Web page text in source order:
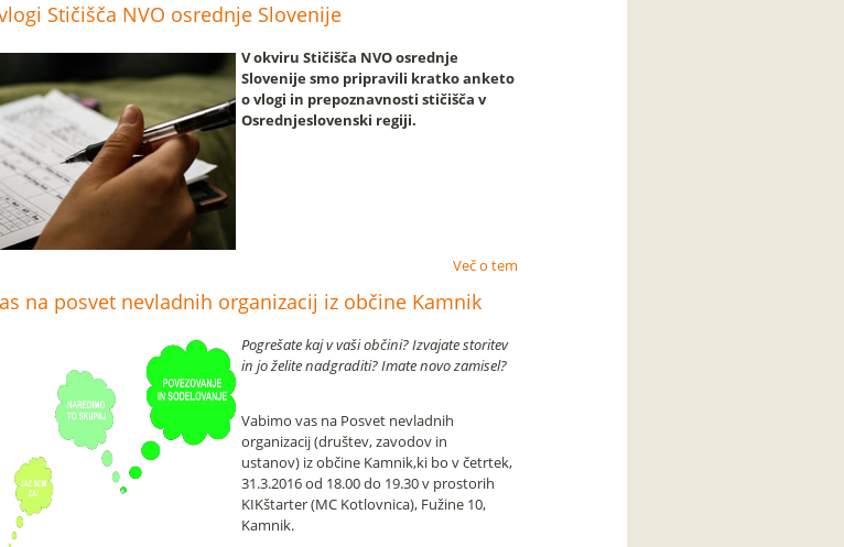
Stičišča NVO osrednje Slovenije
V okviru Stičišča NVO osrednje
Slovenije smo pripravili kratko anketo
o vlogi in prepoznavnosti stičišča v
Osrednjeslovenski regiji.
Več o tem
na posvet nevladnih organizacij iz občine Kamnik
Pogrešate kaj v vaši občini? Izvajate storitev
in jo želite nadgraditi? Imate novo zamisel?
Vabimo vas na Posvet nevladnih
organizacij (društev, zavodov in
ustanov) iz občine Kamnik,ki bo v četrtek,
31.3.2016 od 18.00 do 19.30 v prostorih
KIKštarter (MC Kotlovnica), Fužine 10,
Kamnik.